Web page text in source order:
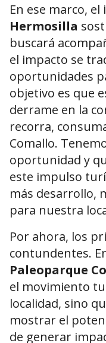
En ese marco,
Hermosilla
buscará
el impacto se
oportunidades
objetivo es que
derrame en la
recorra,
Comallo.
oportunidad y
este impulso
más desarrollo,
para nuestra
Por ahora, los
contundentes.
Paleoparque
el movimiento
localidad, sino
mostrar el
de generar